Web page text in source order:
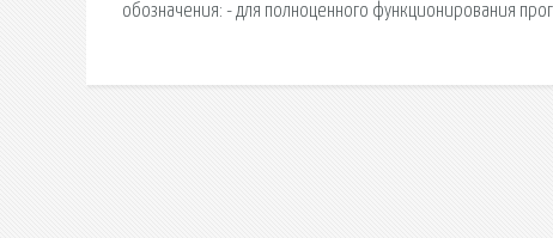
обозначения: - для полноценного функционирования